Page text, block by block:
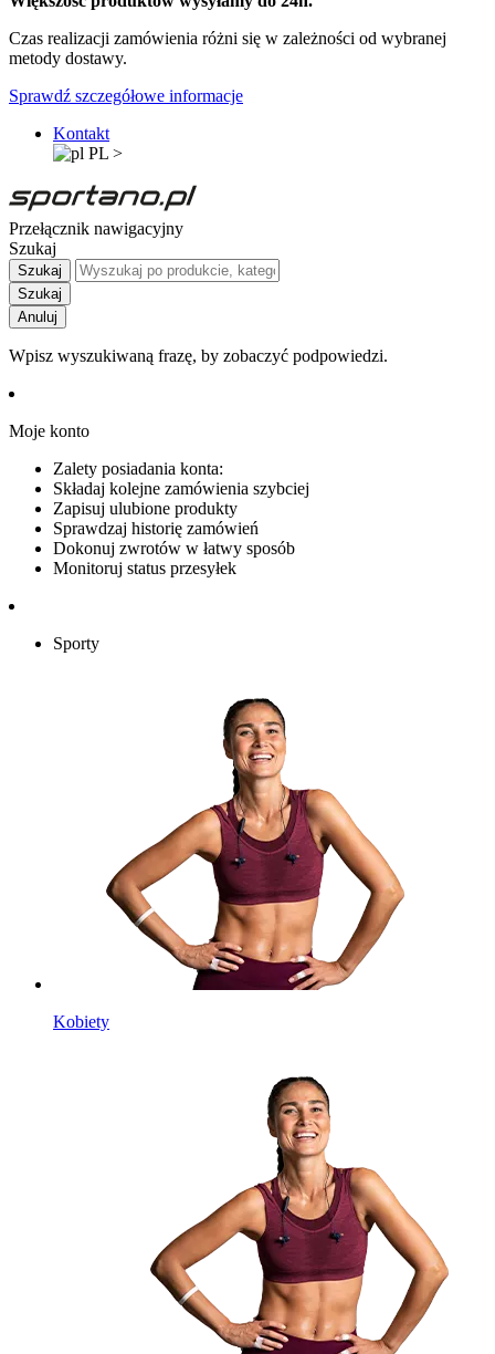
Czas realizacji zamówienia różni się w zależności od wybranej
metody dostawy.
Sprawdź szczegółowe informacje
Kontakt
PL >
Przełącznik nawigacyjny
Szukaj
Szukaj
Szukaj
Anuluj
Wpisz wyszukiwaną frazę, by zobaczyć podpowiedzi.
Moje konto
Zalety posiadania konta:
Składaj kolejne zamówienia szybciej
Zapisuj ulubione produkty
Sprawdzaj historię zamówień
Dokonuj zwrotów w łatwy sposób
Monitoruj status przesyłek
Sporty
Kobiety